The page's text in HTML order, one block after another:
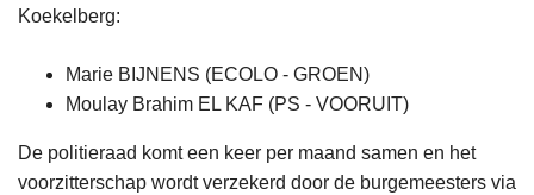
Koekelberg:
Marie BIJNENS (ECOLO - GROEN)
Moulay Brahim EL KAF (PS - VOORUIT)
De politieraad komt een keer per maand samen en het
voorzitterschap wordt verzekerd door de burgemeesters via